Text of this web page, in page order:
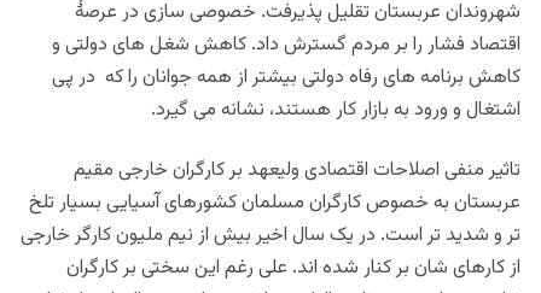
شهروندان عربستان تقلیل پذیرفت. خصوصی سازی در عرصۀ
اقتصاد فشار را بر مردم گسترش داد. کاهش شغل های دولتی و
کاهش برنامه های رفاه دولتی بیشتر از همه جوانان را که در پی
اشتغال و ورود به بازار کار هستند، نشانه می گیرد.
تاثیر منفی اصلاحات اقتصادی ولیعهد بر کارگران خارجی مقیم
عربستان به خصوص کارگران مسلمان کشورهای آسیایی بسیار تلخ
تر و شدید تر است. در یک سال اخیر بیش از نیم ملیون کارگر خارجی
از کارهای شان بر کنار شده اند. علی رغم این سختی بر کارگران